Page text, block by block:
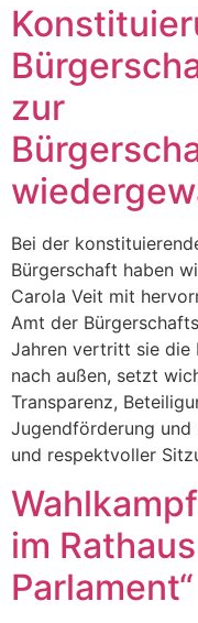
zur
Bei der
Bürgerschaft haben
Carola Veit mit
Amt der
Jahren vertritt sie die
nach außen, setzt
Transparenz,
Jugendförderung
und respektvoller
im
Parlament“